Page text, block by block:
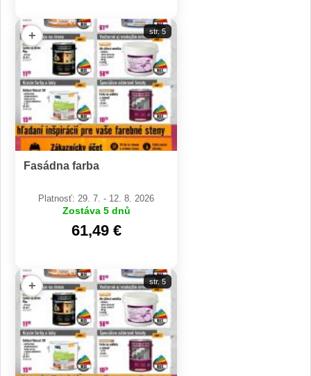
+ str. 5
Fasádna farba
Platnosť: 29. 7. - 12. 8. 2026
Zostáva 5 dnů
61,49 €
+ str. 5